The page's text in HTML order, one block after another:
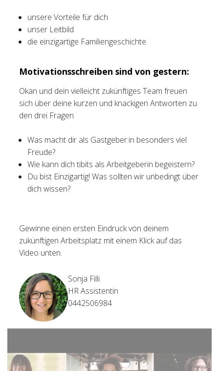
unsere Vorteile für dich
unser Leitbild
die einzigartige Familiengeschichte
Motivationsschreiben sind von gestern:
Okan und dein vielleicht zukünftiges Team freuen
sich über deine kurzen und knackigen Antworten zu
den drei Fragen
Was macht dir als Gastgeber:in besonders viel
Freude?
Wie kann dich tibits als Arbeitgeberin begeistern?
Du bist Einzigartig! Was sollten wir unbedingt über
dich wissen?
Gewinne einen ersten Eindruck von deinem
zukünftigen Arbeitsplatz mit einem Klick auf das
Video unten.
Sonja Filli
HR Assistentin
0442506984